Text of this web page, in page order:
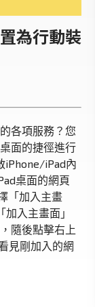
為行動裝
各項服務？您
面的捷徑進行
iPhone/iPad內
桌面的網頁
「加入主畫
入主畫面」
隨後點擊右上
見剛加入的網